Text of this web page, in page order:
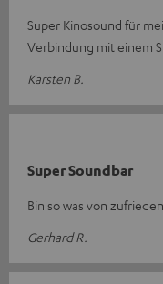
Super Kinosound für
Verbindung mit einem
Karsten B.
Super Soundbar
Bin so was von
Gerhard R.